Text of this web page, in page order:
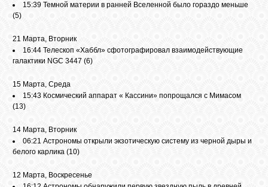
ФОТО
СВЯЗЬ
RSS
15:39 Темной материи в ранней Вселенной было гораздо меньше
(5)
21 Марта, Вторник
16:44 Телескоп «Хаббл» сфотографировал взаимодействующие
галактики NGC 3447 (6)
15 Марта, Среда
15:43 Космический аппарат « Кассини» попрощался с Мимасом
(13)
14 Марта, Вторник
06:21 Астрономы открыли экзотическую систему из черной дыры и
белого карлика (10)
12 Марта, Воскресенье